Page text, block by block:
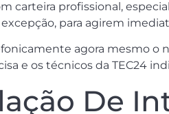
carteira profissional,
para agirem
agora mesmo o
e os técnicos da TEC24
De